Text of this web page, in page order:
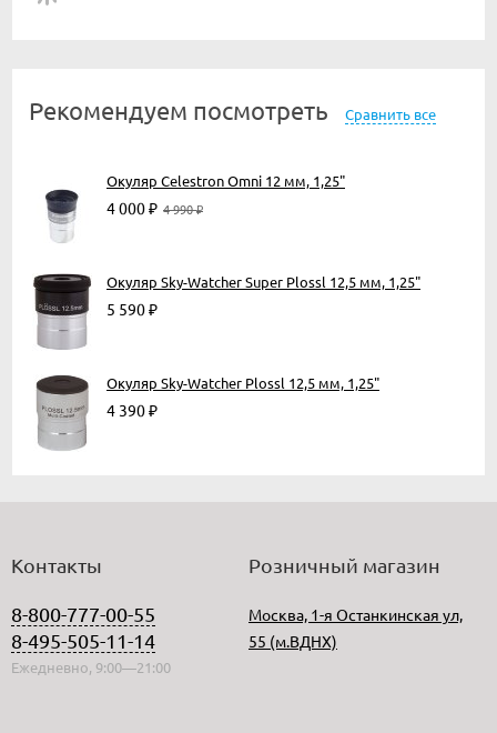
Рекомендуем посмотреть Сравнить все
Окуляр Celestron Omni 12 мм, 1,25"
4 000₽ 4 990₽
Окуляр Sky-Watcher Super Plossl 12,5 мм, 1,25"
5 590₽
Окуляр Sky-Watcher Plossl 12,5 мм, 1,25"
4 390₽
Контакты
8-800-777-00-55
8-495-505-11-14
Ежедневно, 9:00—21:00
Розничный магазин
Москва, 1-я Останкинская ул,
55 (м.ВДНХ)